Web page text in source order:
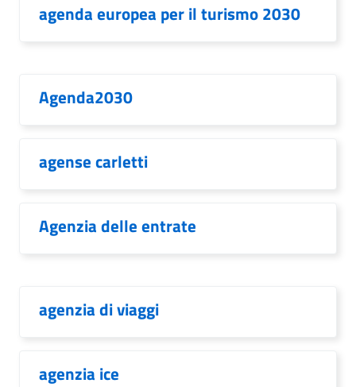
agenda europea per il turismo 2030
Agenda2030
agense carletti
Agenzia delle entrate
agenzia di viaggi
agenzia ice